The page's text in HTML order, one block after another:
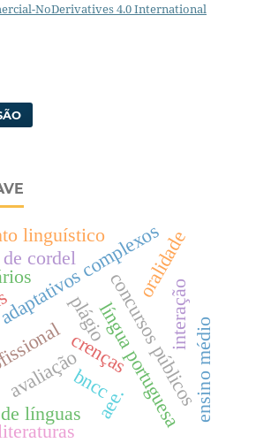
NoDerivatives 4.0 International
complexos
crenças
linguístico
língua portuguesa
avaliação concursos públicos
cordel
línguas
oralidade
interação
ensino médio
bncc
plágio
aee.